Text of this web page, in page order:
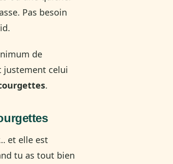
Pas besoin
de
justement celui
.
et elle est
tu as tout bien